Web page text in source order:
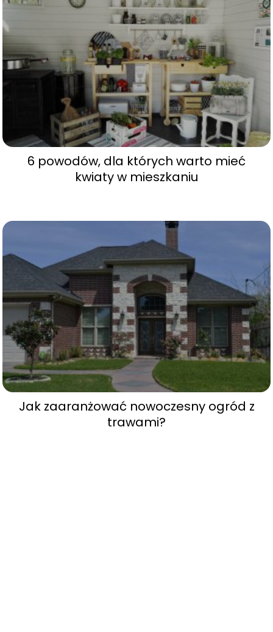
6 powodów, dla których warto mieć
kwiaty w mieszkaniu
Jak zaaranżować nowoczesny ogród z
trawami?